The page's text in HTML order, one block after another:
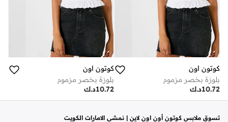
كوتون اون
بلوزة بخصر مزموم
د.ك10.72
كوتون اون
بلوزة بخصر مزموم
د.ك10.72
تسوق ملابس كوتون أون اون لاين | نمشي الامارات الكويت